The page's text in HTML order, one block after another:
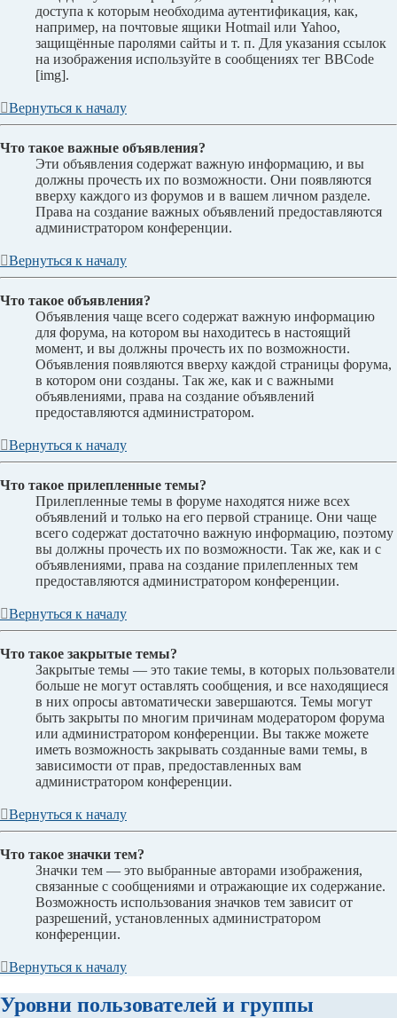
доступа к которым необходима аутентификация, как,
например, на почтовые ящики Hotmail или Yahoo,
защищённые паролями сайты и т. п. Для указания ссылок
на изображения используйте в сообщениях тег BBCode
[img].
Вернуться к началу
Что такое важные объявления?
Эти объявления содержат важную информацию, и вы
должны прочесть их по возможности. Они появляются
вверху каждого из форумов и в вашем личном разделе.
Права на создание важных объявлений предоставляются
администратором конференции.
Вернуться к началу
Что такое объявления?
Объявления чаще всего содержат важную информацию
для форума, на котором вы находитесь в настоящий
момент, и вы должны прочесть их по возможности.
Объявления появляются вверху каждой страницы форума,
в котором они созданы. Так же, как и с важными
объявлениями, права на создание объявлений
предоставляются администратором.
Вернуться к началу
Что такое прилепленные темы?
Прилепленные темы в форуме находятся ниже всех
объявлений и только на его первой странице. Они чаще
всего содержат достаточно важную информацию, поэтому
вы должны прочесть их по возможности. Так же, как и с
объявлениями, права на создание прилепленных тем
предоставляются администратором конференции.
Вернуться к началу
Что такое закрытые темы?
Закрытые темы — это такие темы, в которых пользователи
больше не могут оставлять сообщения, и все находящиеся
в них опросы автоматически завершаются. Темы могут
быть закрыты по многим причинам модератором форума
или администратором конференции. Вы также можете
иметь возможность закрывать созданные вами темы, в
зависимости от прав, предоставленных вам
администратором конференции.
Вернуться к началу
Что такое значки тем?
Значки тем — это выбранные авторами изображения,
связанные с сообщениями и отражающие их содержание.
Возможность использования значков тем зависит от
разрешений, установленных администратором
конференции.
Вернуться к началу
Уровни пользователей и группы